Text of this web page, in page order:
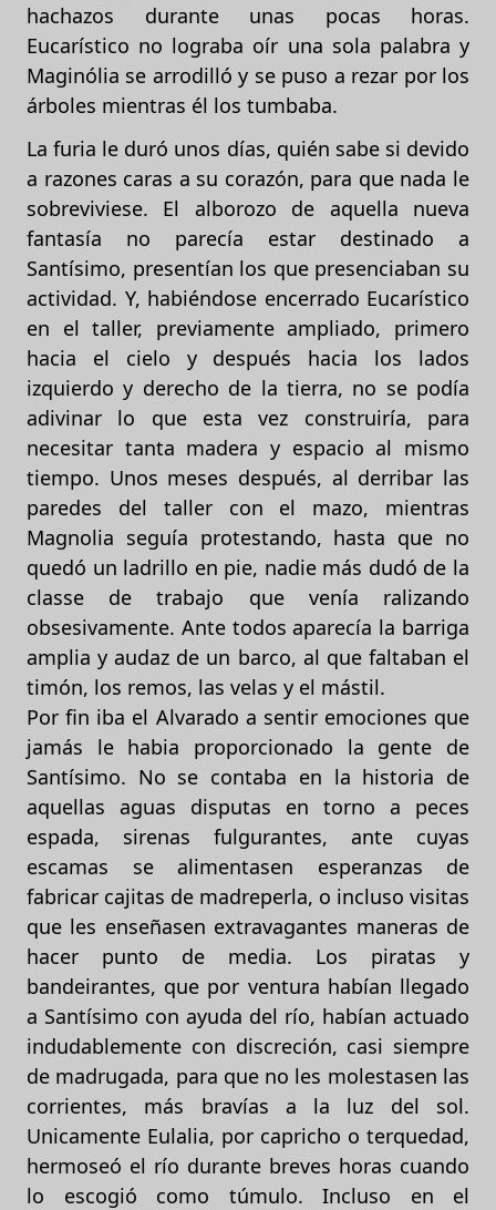
hachazos durante unas pocas horas.
Eucarístico no lograba oír una sola palabra y
Maginólia se arrodilló y se puso a rezar por los
árboles mientras él los tumbaba.
La furia le duró unos días, quién sabe si devido
a razones caras a su corazón, para que nada le
sobreviviese. El alborozo de aquella nueva
fantasía no parecía estar destinado a
Santísimo, presentían los que presenciaban su
actividad. Y, habiéndose encerrado Eucarístico
en el taller, previamente ampliado, primero
hacia el cielo y después hacia los lados
izquierdo y derecho de la tierra, no se podía
adivinar lo que esta vez construiría, para
necesitar tanta madera y espacio al mismo
tiempo. Unos meses después, al derribar las
paredes del taller con el mazo, mientras
Magnolia seguía protestando, hasta que no
quedó un ladrillo en pie, nadie más dudó de la
classe de trabajo que venía ralizando
obsesivamente. Ante todos aparecía la barriga
amplia y audaz de un barco, al que faltaban el
timón, los remos, las velas y el mástil.
Por fin iba el Alvarado a sentir emociones que
jamás le habia proporcionado la gente de
Santísimo. No se contaba en la historia de
aquellas aguas disputas en torno a peces
espada, sirenas fulgurantes, ante cuyas
escamas se alimentasen esperanzas de
fabricar cajitas de madreperla, o incluso visitas
que les enseñasen extravagantes maneras de
hacer punto de media. Los piratas y
bandeirantes, que por ventura habían llegado
a Santísimo con ayuda del río, habían actuado
indudablemente con discreción, casi siempre
de madrugada, para que no les molestasen las
corrientes, más bravías a la luz del sol.
Unicamente Eulalia, por capricho o terquedad,
hermoseó el río durante breves horas cuando
lo escogió como túmulo. Incluso en el